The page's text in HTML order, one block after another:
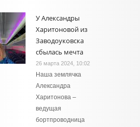
У Александры
Харитоновой из
Заводоуковска
сбылась мечта
26 марта 2024, 10:02
Наша землячка
Александра
Харитонова –
ведущая
бортпроводница